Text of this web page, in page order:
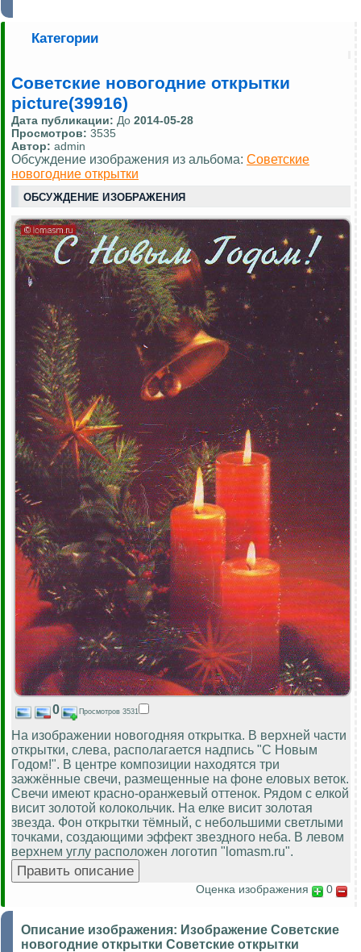
Категории
Советские новогодние открытки
picture(39916)
Дата публикации: До 2014-05-28
Просмотров: 3535
Автор: admin
Обсуждение изображения из альбома: Советские
новогодние открытки
ОБСУЖДЕНИЕ ИЗОБРАЖЕНИЯ
0 Просмотров 3531
На изображении новогодняя открытка. В верхней части
открытки, слева, располагается надпись "С Новым
Годом!". В центре композиции находятся три
зажжённые свечи, размещенные на фоне еловых веток.
Свечи имеют красно-оранжевый оттенок. Рядом с елкой
висит золотой колокольчик. На елке висит золотая
звезда. Фон открытки тёмный, с небольшими светлыми
точками, создающими эффект звездного неба. В левом
верхнем углу расположен логотип "lomasm.ru".
Оценка изображения 0
Описание изображения: Изображение Советские
новогодние открытки Советские открытки